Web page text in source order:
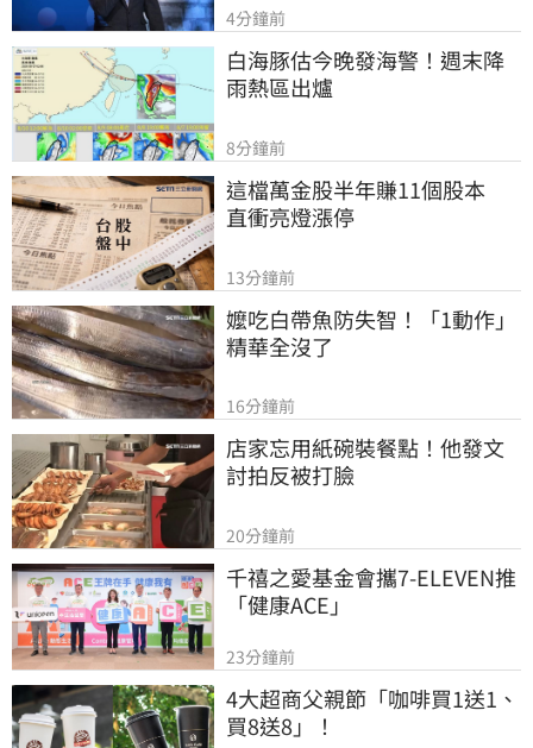
4分鐘前
白海豚估今晚發海警！週末降
雨熱區出爐
8分鐘前
這檔萬金股半年賺11個股本
直衝亮燈漲停
13分鐘前
嬤吃白帶魚防失智！「1動作」
精華全沒了
16分鐘前
店家忘用紙碗裝餐點！他發文
討拍反被打臉
20分鐘前
千禧之愛基金會攜7-ELEVEN推
「健康ACE」
23分鐘前
4大超商父親節「咖啡買1送1、
買8送8」！